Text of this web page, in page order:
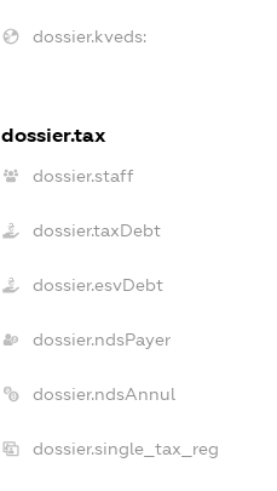
dossier.kveds:
dossier.tax
dossier.staff
dossier.taxDebt
dossier.esvDebt
dossier.ndsPayer
dossier.ndsAnnul
dossier.single_tax_reg